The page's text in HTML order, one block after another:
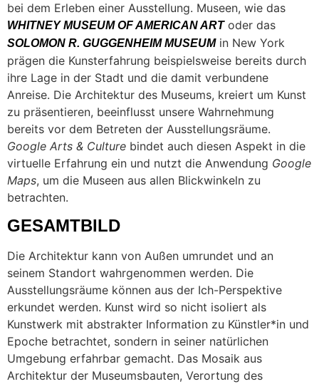
bei dem Erleben einer Ausstellung. Museen, wie das
WHITNEY MUSEUM OF AMERICAN ARToder das
SOLOMON R. GUGGENHEIM MUSEUMin New York
prägen die Kunsterfahrung beispielsweise bereits durch
ihre Lage in der Stadt und die damit verbundene
Anreise. Die Architektur des Museums, kreiert um Kunst
zu präsentieren, beeinflusst unsere Wahrnehmung
bereits vor dem Betreten der Ausstellungsräume.
Google Arts & Culture bindet auch diesen Aspekt in die
virtuelle Erfahrung ein und nutzt die Anwendung Google
Maps, um die Museen aus allen Blickwinkeln zu
betrachten.
GESAMTBILD
Die Architektur kann von Außen umrundet und an
seinem Standort wahrgenommen werden. Die
Ausstellungsräume können aus der Ich-Perspektive
erkundet werden. Kunst wird so nicht isoliert als
Kunstwerk mit abstrakter Information zu Künstler*in und
Epoche betrachtet, sondern in seiner natürlichen
Umgebung erfahrbar gemacht. Das Mosaik aus
Architektur der Museumsbauten, Verortung des